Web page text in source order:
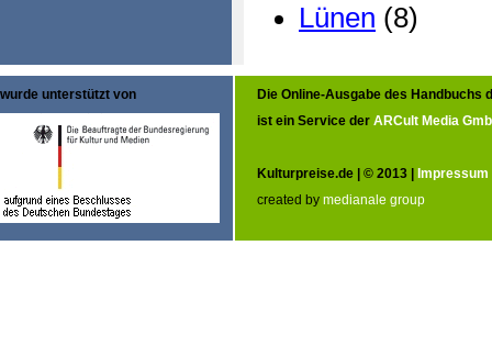
Lünen (8)
wurde unterstützt von
Die Online-Ausgabe des Handbuchs
ist ein Service der ARCult Media
Kulturpreise.de | © 2013 | Impressum
created by medianale group